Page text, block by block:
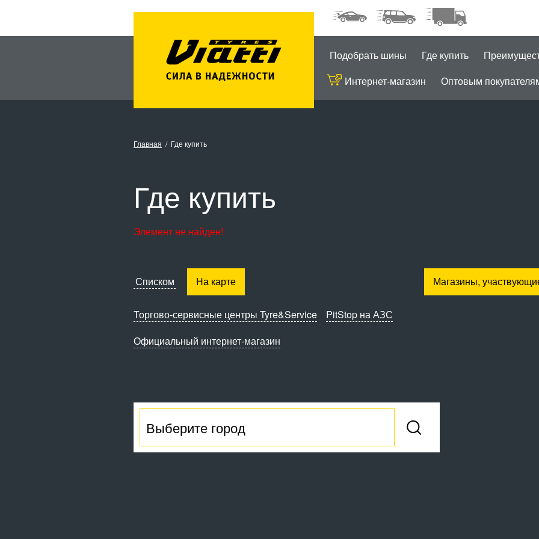
Подобрать шины Где купить
Интернет-магазин
Оптовым
Главная Где купить
Где купить
Элемент не найден!
Списком На карте
Торгово-сервисные центры Tyre&Service
PitStop на АЗС
Официальный интернет-магазин
Магазины,